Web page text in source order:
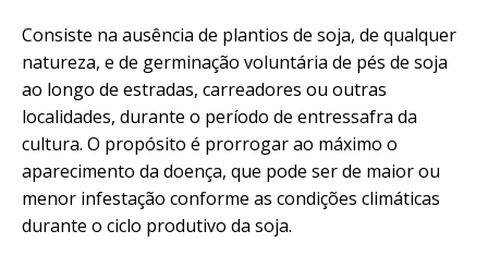
Consiste na ausência de plantios de soja, de qualquer
natureza, e de germinação voluntária de pés de soja
ao longo de estradas, carreadores ou outras
localidades, durante o período de entressafra da
cultura. O propósito é prorrogar ao máximo o
aparecimento da doença, que pode ser de maior ou
menor infestação conforme as condições climáticas
durante o ciclo produtivo da soja.